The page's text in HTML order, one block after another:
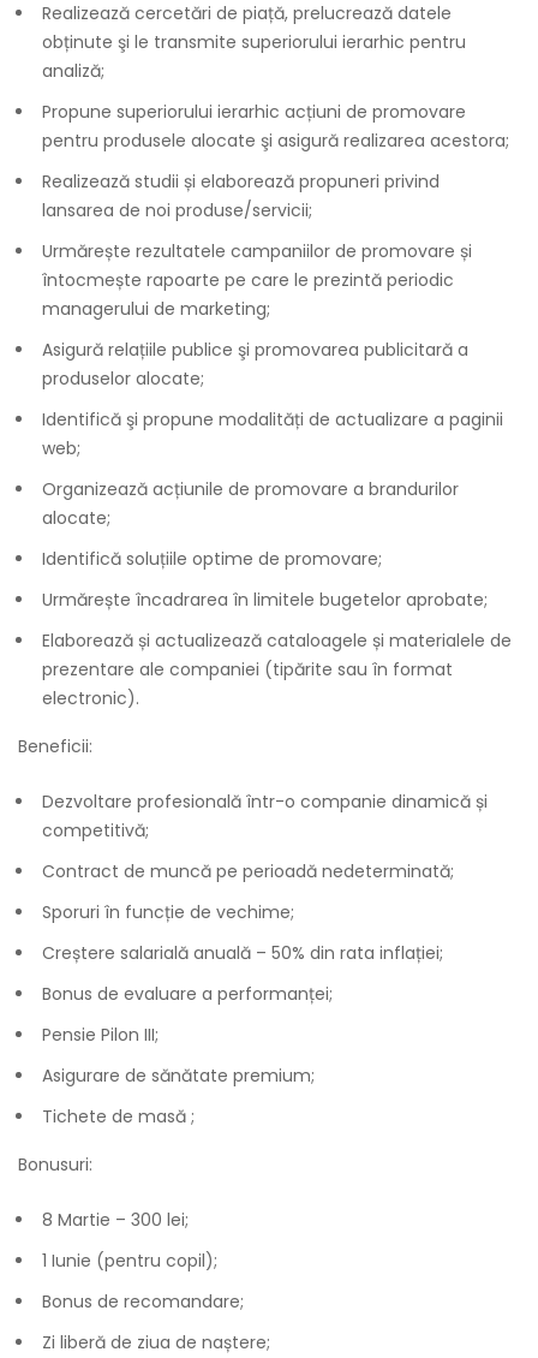
Realizează cercetări de piață, prelucrează datele
obținute şi le transmite superiorului ierarhic pentru
analiză;
Propune superiorului ierarhic acțiuni de promovare
pentru produsele alocate şi asigură realizarea acestora;
Realizează studii și elaborează propuneri privind
lansarea de noi produse/servicii;
Urmărește rezultatele campaniilor de promovare și
întocmește rapoarte pe care le prezintă periodic
managerului de marketing;
Asigură relațiile publice şi promovarea publicitară a
produselor alocate;
Identifică şi propune modalități de actualizare a paginii
web;
Organizează acțiunile de promovare a brandurilor
alocate;
Identifică soluțiile optime de promovare;
Urmărește încadrarea în limitele bugetelor aprobate;
Elaborează și actualizează cataloagele și materialele de
prezentare ale companiei (tipărite sau în format
electronic).
Beneficii:
Dezvoltare profesională într-o companie dinamică și
competitivă;
Contract de muncă pe perioadă nedeterminată;
Sporuri în funcție de vechime;
Creștere salarială anuală – 50% din rata inflației;
Bonus de evaluare a performanței;
Pensie Pilon III;
Asigurare de sănătate premium;
Tichete de masă ;
Bonusuri:
8 Martie – 300 lei;
1 Iunie (pentru copil);
Bonus de recomandare;
Zi liberă de ziua de naștere;